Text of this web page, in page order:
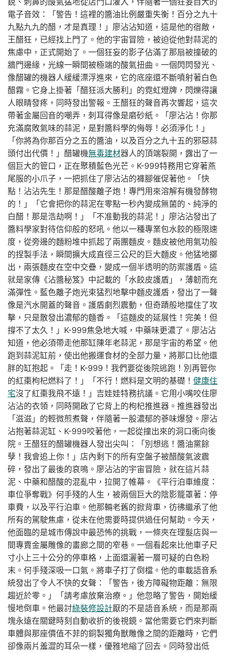
電子音效：「警告！這裡的醬油比例嚴重失衡！百分之九十
九點九九的醋，才是真理！」廖沾沾知道，這是他的宿敵，
王醋狂，已經找上門了。他的宇宙冒險，被迫從他對蒜泥的
焦慮中，正式開始了。一個狂妄的影子佔滿了那扇被撞破的
牆門邊緣，光線一瞬間被極端的酸氣扭曲。一個閃閃發光、
像醋罐的機器人緩緩漂浮進來，它的底座還不斷噴射著白色
醋霧。它身上掛著「醋狂派大勝利」的霓虹燈牌，閃爍得讓
人眼睛發疼，同時發出警報。王醋狂的聲音再次響起，這次
帶著金屬回音的嘲弄，刺耳得像是磨砂紙。「廖沾沾！你那
充滿腐敗氣味的蒜泥，是對醬料學的侮辱！必須淨化！」
「你將為你那百分之五的醬油，以及百分之九十五的邪惡蒜
頭付出代價！」醋罐機無毒建材器人的頂端裂開，露出了一
個巨大的管口，正在聚積藍色光芒。K-999特務用它穿著燕
尾服的小爪子，一把抓住了廖沾沾的褲腳催促著他。「快
點！沾沾先生！那是醋酸離子炮！專門用來溶解有機發酵物
的！」「它會把你的蒜泥在零點一秒內變成無菌的、純淨的
白醋！那是浩劫啊！」「不准動我的蒜泥！」廖沾沾發出了
醬料學家對待信仰般的怒吼。他以一種專業包水餃的極限速
度，從旁邊的麵粉堆中抓起了兩團麵皮。麵皮被他用氣功般
的捏製手法，瞬間擴大成直徑三公尺的巨大麵皮。他猛地擲
出，兩張麵皮在空中交疊，變成一個半透明的防禦護盾。這
就是家傳《沾醬秘笈》中記載的「水餃皮護盾」，薄韌而充
滿彈性。藍色離子炮光束猛烈地擊中麵皮護盾，發出了一聲
像是汽水開蓋的聲音。護盾劇烈震動，但奇蹟般地擋住了攻
擊，只是散發出濃郁的麵香。「這麵皮的延展性！完美！但
撐不了太久！」K-999焦急地大喊，中藥味更濃了。廖沾沾
知道，他必須帶走他那缸陳年老蒜泥，那是宇宙的希望。他
跑到蒜泥缸前，使出他搬運食材的全部力量，將那口比他還
胖的缸抱起。「走！K-999！我們要從後院逃跑！別再管你
的紅棗枸杞燃料了！」「不行！燃料是文明的基礎！ 健康住
宅沒了紅棗我飛不遠！」吉娃娃特務抗議。它用小嘴咬住廖
沾沾的衣領，同時開啟了它背上的枸杞推進器。推進器發出
「滋滋」的輕微煎煮聲，伴隨著一股濃郁的蔘味爆發。廖沾
沾抱著蒜泥缸、K-999咬著他，一起從撞出來的洞口衝向後
院。王醋狂的醋罐機器人發出尖叫：「別想逃！醬油黨餘
孽！我會追上你！」店內剩下的所有空盤子被醋酸氣波震
碎，發出了最後的哀鳴。廖沾沾的宇宙冒險，就在這片蒜
泥、中藥和醋酸的混亂中，拉開了帷幕。《平行泊車維度：
車位爭奪戰》何手殘的人生，被兩個巨大的陰影籠罩著：停
車費，以及平行泊車。他那輛老舊的掀背車，彷彿繼承了他
所有的駕駛焦慮，從未在他需要時提供過任何幫助。今天，
他面臨的是城市傳說中最恐怖的挑戰，一條夾在理髮店與一
間專賣金屬雕像的畫廊之間的窄巷。一個看起來比他車子尺
寸小上三十公分的停車格，上面還灑著一層可疑的白色粉
末。何手殘深吸一口氣。將車子打了倒檔。他的車載語音系
統發出了令人不快的女聲：「警告，後方障礙物距離：無限
趨近於零。」「請考慮放棄治療。」他忽略了警告，開始緩
慢地倒車。他最討綠裝修設計厭的不是語音系統，而是那兩
塊永遠在關鍵時刻自動收折的後視鏡。當他需要它們來判斷
車體與那座價值不菲的銅製獨角獸雕像之間的距離時，它們
卻像兩片羞澀的耳朵一樣，優雅地縮了回去。同時發出低